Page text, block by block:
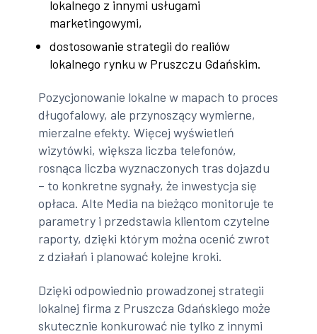
lokalnego z innymi usługami
marketingowymi,
dostosowanie strategii do realiów
lokalnego rynku w Pruszczu Gdańskim.
Pozycjonowanie lokalne w mapach to proces
długofalowy, ale przynoszący wymierne,
mierzalne efekty. Więcej wyświetleń
wizytówki, większa liczba telefonów,
rosnąca liczba wyznaczonych tras dojazdu
– to konkretne sygnały, że inwestycja się
opłaca. Alte Media na bieżąco monitoruje te
parametry i przedstawia klientom czytelne
raporty, dzięki którym można ocenić zwrot
z działań i planować kolejne kroki.
Dzięki odpowiednio prowadzonej strategii
lokalnej firma z Pruszcza Gdańskiego może
skutecznie konkurować nie tylko z innymi